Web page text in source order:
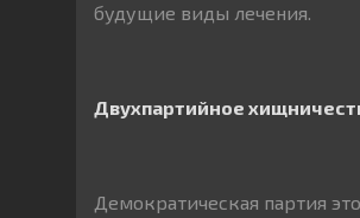
будущие виды лечения.
Двухпартийное
Демократическая партия